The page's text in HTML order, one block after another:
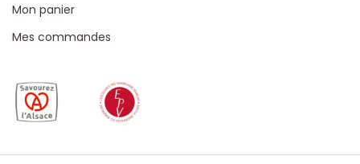
Mon panier
Mes commandes